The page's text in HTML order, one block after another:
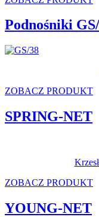
Podnośniki
ZOBACZ PRODUKT
SPRING-NET
ZOBACZ PRODUKT
YOUNG-NET